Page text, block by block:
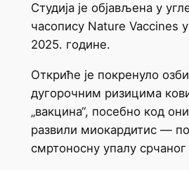
Студија је објављена у
часопису Nature Vaccines
2025. године.
Откриће је покренуло
дугорочним ризицима
„вакцина“, посебно код
развили миокардитис —
смртоносну упалу